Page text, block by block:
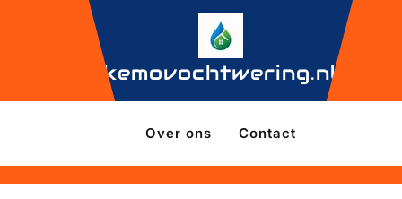
kemovochtwering.nl
Over ons Contact